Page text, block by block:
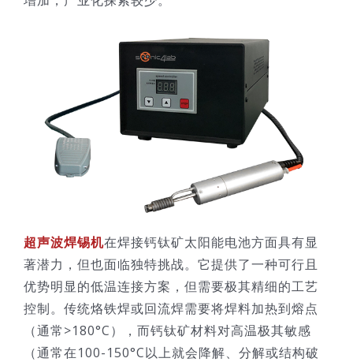
超声波焊锡机在焊接钙钛矿太阳能电池方面具有显
著潜力，但也面临独特挑战。它提供了一种可行且
优势明显的低温连接方案，但需要极其精细的工艺
控制。传统烙铁焊或回流焊需要将焊料加热到熔点
（通常>180°C），而钙钛矿材料对高温极其敏感
（通常在100-150°C以上就会降解、分解或结构破